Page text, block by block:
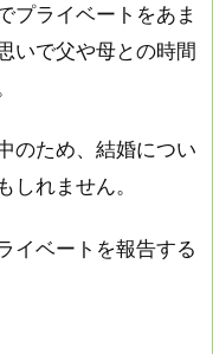
プライベートをあま
いで父や母との時間
のため、結婚につい
しれません。
イベートを報告する